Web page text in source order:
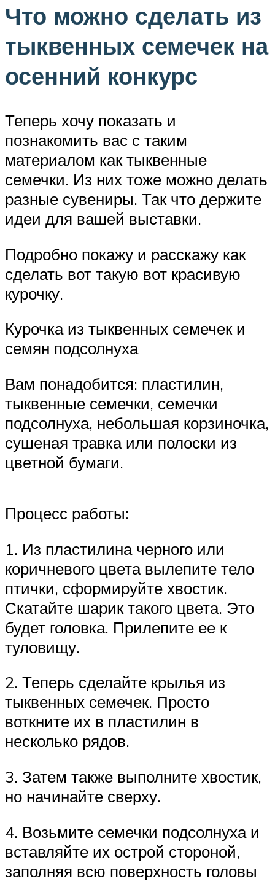
Что можно сделать из
тыквенных семечек на
осенний конкурс
Теперь хочу показать и
познакомить вас с таким
материалом как тыквенные
семечки. Из них тоже можно делать
разные сувениры. Так что держите
идеи для вашей выставки.
Подробно покажу и расскажу как
сделать вот такую вот красивую
курочку.
Курочка из тыквенных семечек и
семян подсолнуха
Вам понадобится: пластилин,
тыквенные семечки, семечки
подсолнуха, небольшая корзиночка,
сушеная травка или полоски из
цветной бумаги.
Процесс работы:
1. Из пластилина черного или
коричневого цвета вылепите тело
птички, сформируйте хвостик.
Скатайте шарик такого цвета. Это
будет головка. Прилепите ее к
туловищу.
2. Теперь сделайте крылья из
тыквенных семечек. Просто
воткните их в пластилин в
несколько рядов.
3. Затем также выполните хвостик,
но начинайте сверху.
4. Возьмите семечки подсолнуха и
вставляйте их острой стороной,
заполняя всю поверхность головы